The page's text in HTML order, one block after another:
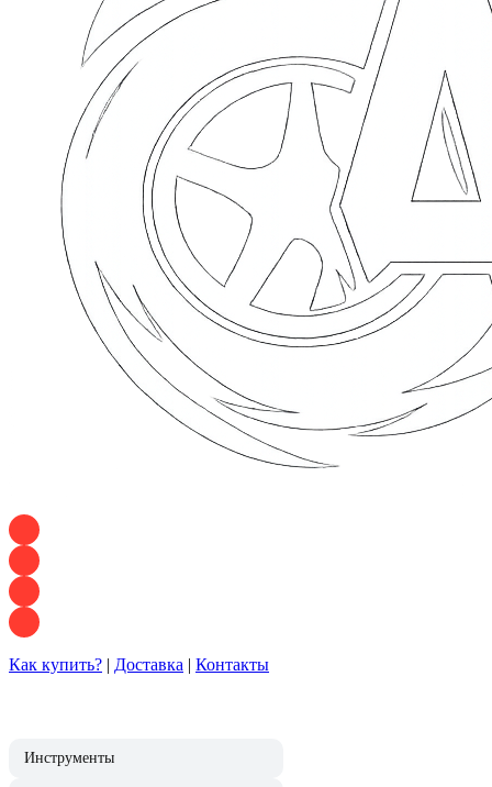
Как купить? | Доставка | Контакты
Инструменты